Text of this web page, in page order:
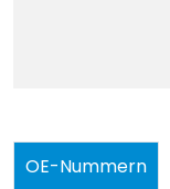
OE-Nummern